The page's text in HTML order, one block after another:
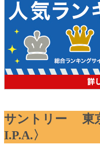
サントリー 東
I.P.A.〉